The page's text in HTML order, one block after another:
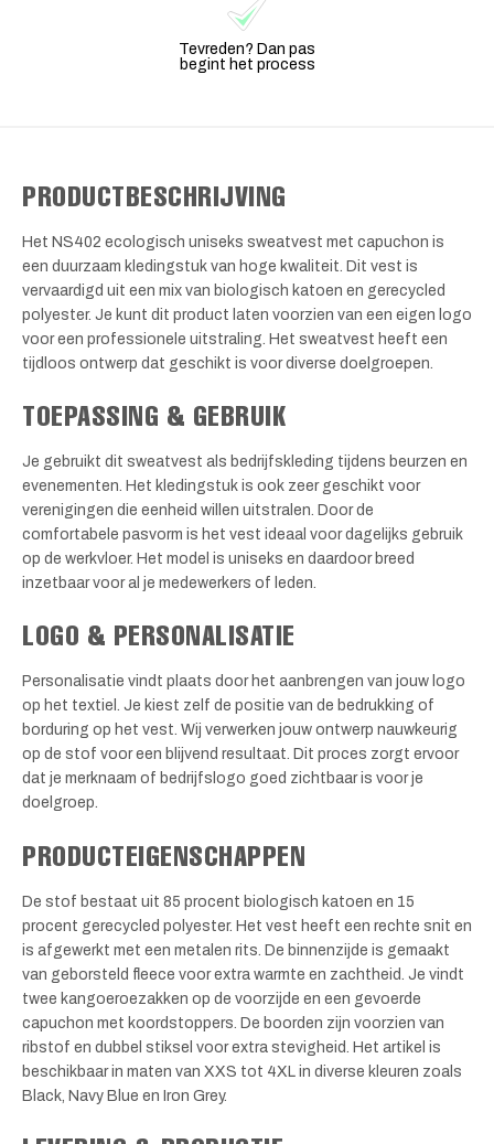
Tevreden? Dan pas
begint het process
PRODUCTBESCHRIJVING
Het NS402 ecologisch uniseks sweatvest met capuchon is
een duurzaam kledingstuk van hoge kwaliteit. Dit vest is
vervaardigd uit een mix van biologisch katoen en gerecycled
polyester. Je kunt dit product laten voorzien van een eigen logo
voor een professionele uitstraling. Het sweatvest heeft een
tijdloos ontwerp dat geschikt is voor diverse doelgroepen.
TOEPASSING & GEBRUIK
Je gebruikt dit sweatvest als bedrijfskleding tijdens beurzen en
evenementen. Het kledingstuk is ook zeer geschikt voor
verenigingen die eenheid willen uitstralen. Door de
comfortabele pasvorm is het vest ideaal voor dagelijks gebruik
op de werkvloer. Het model is uniseks en daardoor breed
inzetbaar voor al je medewerkers of leden.
LOGO & PERSONALISATIE
Personalisatie vindt plaats door het aanbrengen van jouw logo
op het textiel. Je kiest zelf de positie van de bedrukking of
borduring op het vest. Wij verwerken jouw ontwerp nauwkeurig
op de stof voor een blijvend resultaat. Dit proces zorgt ervoor
dat je merknaam of bedrijfslogo goed zichtbaar is voor je
doelgroep.
PRODUCTEIGENSCHAPPEN
De stof bestaat uit 85 procent biologisch katoen en 15
procent gerecycled polyester. Het vest heeft een rechte snit en
is afgewerkt met een metalen rits. De binnenzijde is gemaakt
van geborsteld fleece voor extra warmte en zachtheid. Je vindt
twee kangoeroezakken op de voorzijde en een gevoerde
capuchon met koordstoppers. De boorden zijn voorzien van
ribstof en dubbel stiksel voor extra stevigheid. Het artikel is
beschikbaar in maten van XXS tot 4XL in diverse kleuren zoals
Black, Navy Blue en Iron Grey.